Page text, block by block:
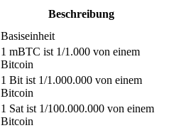
Beschreibung
Basiseinheit
1 mBTC ist 1/1.000 von einem
Bitcoin
1 Bit ist 1/1.000.000 von einem
Bitcoin
1 Sat ist 1/100.000.000 von einem
Bitcoin